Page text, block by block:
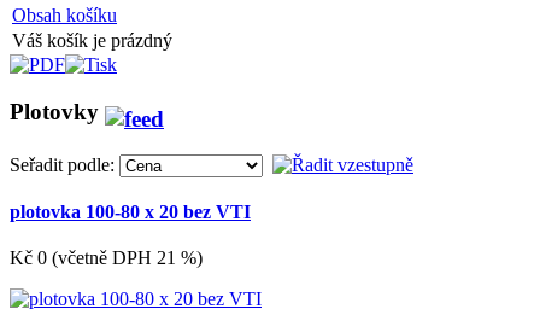
Obsah košíku
Váš košík je prázdný
Plotovky
Seřadit podle:
plotovka 100-80 x 20 bez VTI
Kč 0 (včetně DPH 21 %)